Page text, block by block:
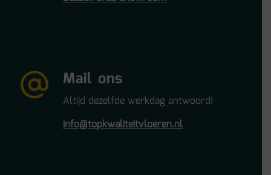
Mail ons
Altijd dezelfde werkdag antwoord!
info@topkwaliteitvloeren.nl